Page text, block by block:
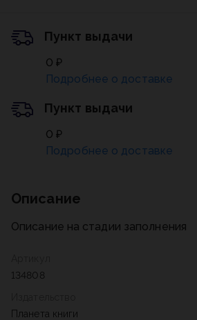
134808
Планета книги
Описание
Описание на стадии заполнения
Пункт выдачи
0 ₽
Подробнее о доставке
Пункт выдачи
0 ₽
Подробнее о доставке